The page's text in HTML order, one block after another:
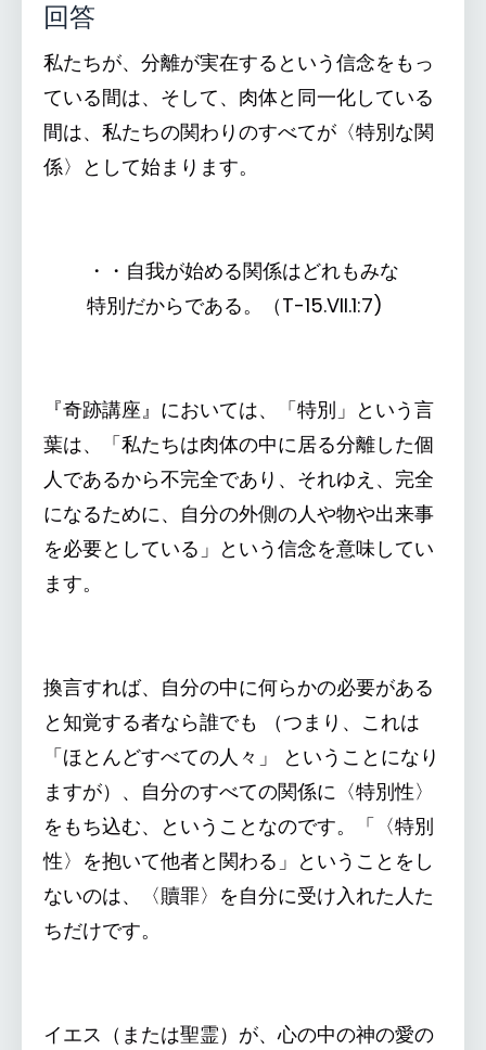
回答
私たちが、分離が実在するという信念をもっ
ている間は、そして、肉体と同一化している
間は、私たちの関わりのすべてが〈特別な関
係〉として始まります。
・・自我が始める関係はどれもみな
特別だからである。（T-15.VII.1:7)
『奇跡講座』においては、「特別」という言
葉は、「私たちは肉体の中に居る分離した個
人であるから不完全であり、それゆえ、完全
になるために、自分の外側の人や物や出来事
を必要としている」という信念を意味してい
ます。
換言すれば、自分の中に何らかの必要がある
と知覚する者なら誰でも （つまり、これは
「ほとんどすべての人々」 ということになり
ますが）、自分のすべての関係に〈特別性〉
をもち込む、ということなのです。「〈特別
性〉を抱いて他者と関わる」ということをし
ないのは、〈贖罪〉を自分に受け入れた人た
ちだけです。
イエス（または聖霊）が、心の中の神の愛の